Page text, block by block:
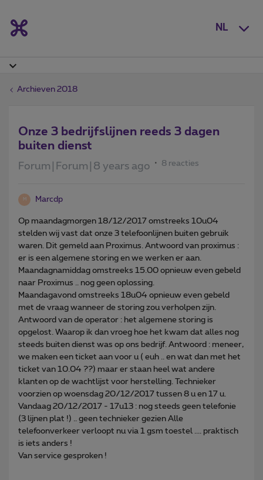
NL
Archieven 2018
Onze 3 bedrijfslijnen reeds 3 dagen
buiten dienst
Forum|Forum|8 years ago 8 reacties
M Marcdp
Op maandagmorgen 18/12/2017 omstreeks 10u04
stelden wij vast dat onze 3 telefoonlijnen buiten gebruik
waren. Dit gemeld aan Proximus. Antwoord van proximus :
er is een algemene storing en we werken er aan.
Maandagnamiddag omstreeks 15.00 opnieuw even gebeld
naar Proximus .. nog geen oplossing.
Maandagavond omstreeks 18u04 opnieuw even gebeld
met de vraag wanneer de storing zou verholpen zijn.
Antwoord van de operator : het algemene storing is
opgelost. Waarop ik dan vroeg hoe het kwam dat alles nog
steeds buiten dienst was op ons bedrijf. Antwoord : meneer,
we maken een ticket aan voor u ( euh .. en wat dan met het
ticket van 10.04 ??) maar er staan heel wat andere
klanten op de wachtlijst voor herstelling. Technieker
voorzien op woensdag 20/12/2017 tussen 8 u en 17 u.
Vandaag 20/12/2017 - 17u13 : nog steeds geen telefonie
(3 lijnen plat !) .. geen technieker gezien Alle
telefoonverkeer verloopt nu via 1 gsm toestel .... praktisch
is iets anders !
Van service gesproken !